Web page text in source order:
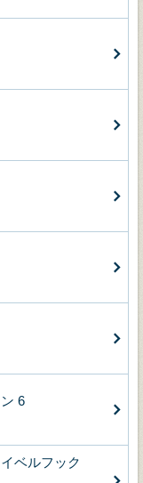
6
ベルフック